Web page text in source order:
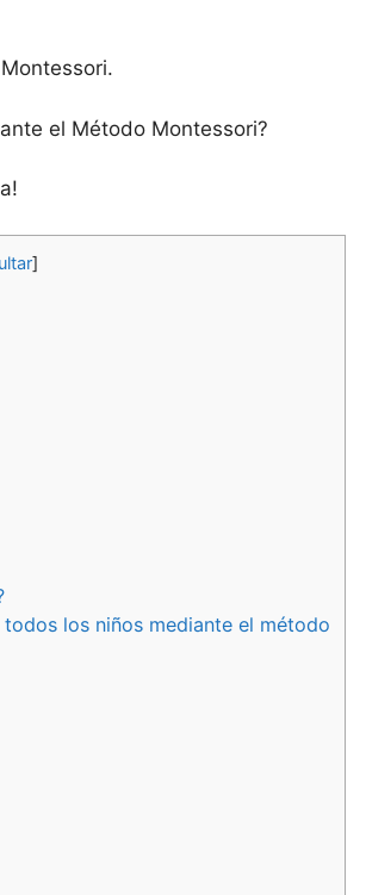
el Método Montessori?
]
los niños mediante el método